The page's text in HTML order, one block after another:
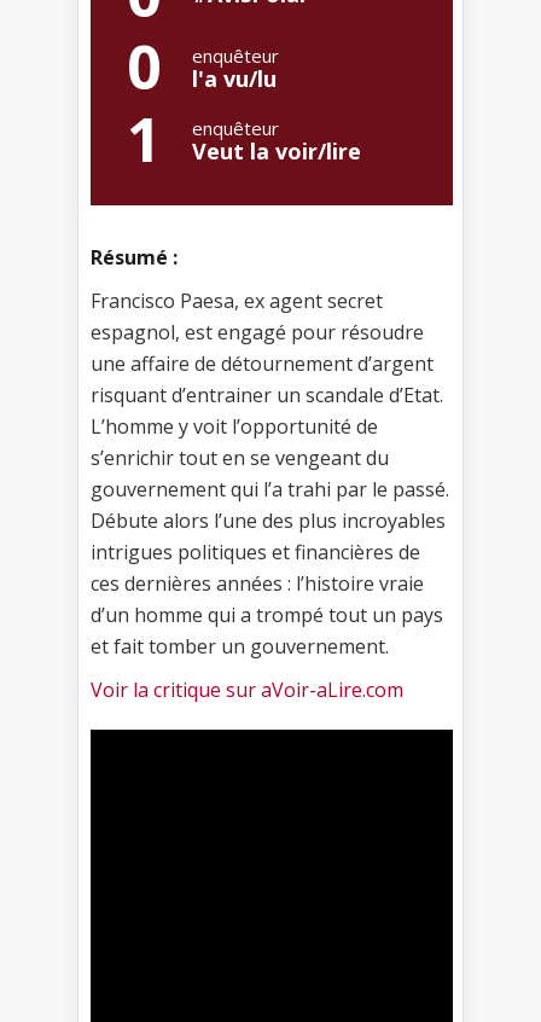
0 enquêteur
l'a vu/lu
1 enquêteur
Veut la voir/lire
Résumé :
Francisco Paesa, ex agent secret
espagnol, est engagé pour résoudre
une affaire de détournement d’argent
risquant d’entrainer un scandale d’Etat.
L’homme y voit l’opportunité de
s’enrichir tout en se vengeant du
gouvernement qui l’a trahi par le passé.
Débute alors l’une des plus incroyables
intrigues politiques et financières de
ces dernières années : l’histoire vraie
d’un homme qui a trompé tout un pays
et fait tomber un gouvernement.
Voir la critique sur aVoir-aLire.com